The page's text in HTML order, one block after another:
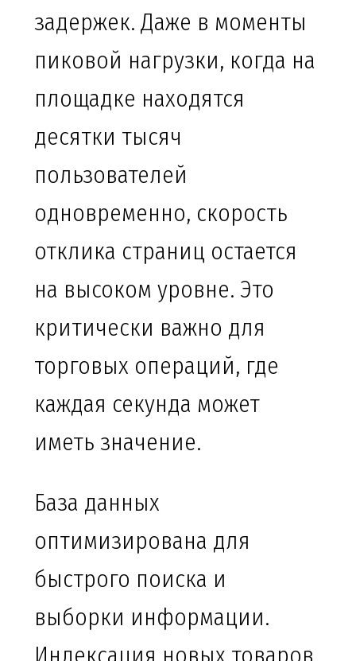
задержек. Даже в моменты
пиковой нагрузки, когда на
площадке находятся
десятки тысяч
пользователей
одновременно, скорость
отклика страниц остается
на высоком уровне. Это
критически важно для
торговых операций, где
каждая секунда может
иметь значение.
База данных
оптимизирована для
быстрого поиска и
выборки информации.